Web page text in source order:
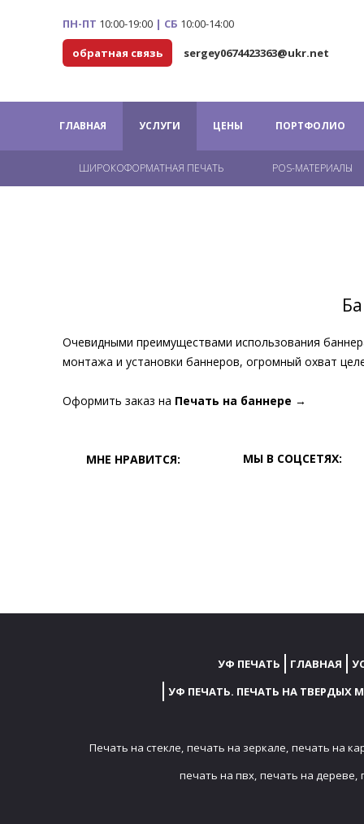
ПН-ПТ 10:00-19:00 | СБ 10:00-14:00
обратная связь
sergey0674423363@ukr.net
ГЛАВНАЯ УСЛУГИ ЦЕНЫ ПОРТФОЛИО
ШИРОКОФОРМАТНАЯ ПЕЧАТЬ POS-МАТЕРИАЛЫ
Очевидными преимуществами использования
монтажа и установки баннеров, огромный охват
Оформить заказ на Печать на баннере →
МНЕ НРАВИТСЯ: МЫ В СОЦСЕТЯХ:
УФ ПЕЧАТЬ ГЛАВНАЯ
УФ ПЕЧАТЬ. ПЕЧАТЬ НА ТВЕРДЫХ
Печать на стекле, печать на зеркале, печать на
печать на пвх, печать на дереве,